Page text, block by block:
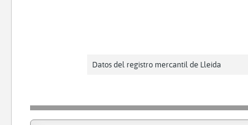
Datos del registro mercantil de Lleida